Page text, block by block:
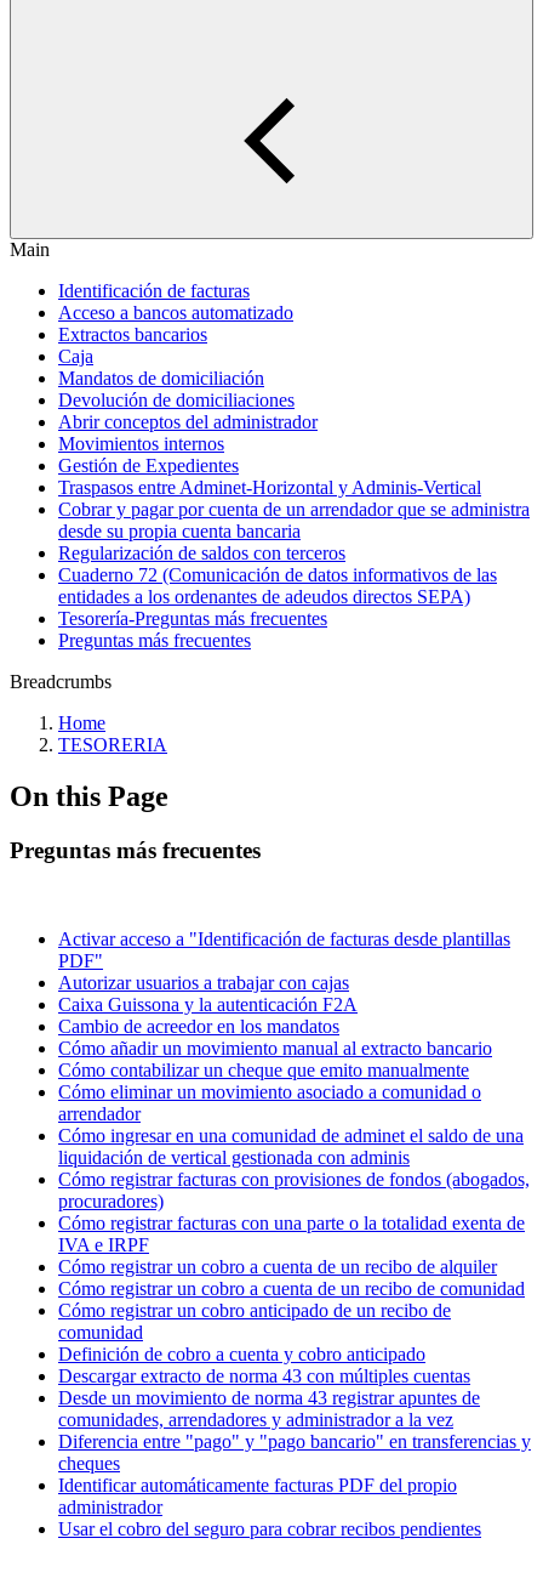
Main
Identificación de facturas
Acceso a bancos automatizado
Extractos bancarios
Caja
Mandatos de domiciliación
Devolución de domiciliaciones
Abrir conceptos del administrador
Movimientos internos
Gestión de Expedientes
Traspasos entre Adminet-Horizontal y Adminis-Vertical
Cobrar y pagar por cuenta de un arrendador que se administra
desde su propia cuenta bancaria
Regularización de saldos con terceros
Cuaderno 72 (Comunicación de datos informativos de las
entidades a los ordenantes de adeudos directos SEPA)
Tesorería‎-‎Preguntas más frecuentes‎
Preguntas más frecuentes
Breadcrumbs
Home
TESORERIA
On this Page
Preguntas más frecuentes
Activar acceso a "Identificación de facturas desde plantillas
PDF"
Autorizar usuarios a trabajar con cajas
Caixa Guissona y la autenticación F2A
Cambio de acreedor en los mandatos
Cómo añadir un movimiento manual al extracto bancario
Cómo contabilizar un cheque que emito manualmente
Cómo eliminar un movimiento asociado a comunidad o
arrendador
Cómo ingresar en una comunidad de adminet el saldo de una
liquidación de vertical gestionada con adminis
Cómo registrar facturas con provisiones de fondos (abogados,
procuradores)
Cómo registrar facturas con una parte o la totalidad exenta de
IVA e IRPF
Cómo registrar un cobro a cuenta de un recibo de alquiler
Cómo registrar un cobro a cuenta de un recibo de comunidad
Cómo registrar un cobro anticipado de un recibo de
comunidad
Definición de cobro a cuenta y cobro anticipado
Descargar extracto de norma 43 con múltiples cuentas
Desde un movimiento de norma 43 registrar apuntes de
comunidades, arrendadores y administrador a la vez
Diferencia entre "pago" y "pago bancario" en transferencias y
cheques
Identificar automáticamente facturas PDF del propio
administrador
Usar el cobro del seguro para cobrar recibos pendientes